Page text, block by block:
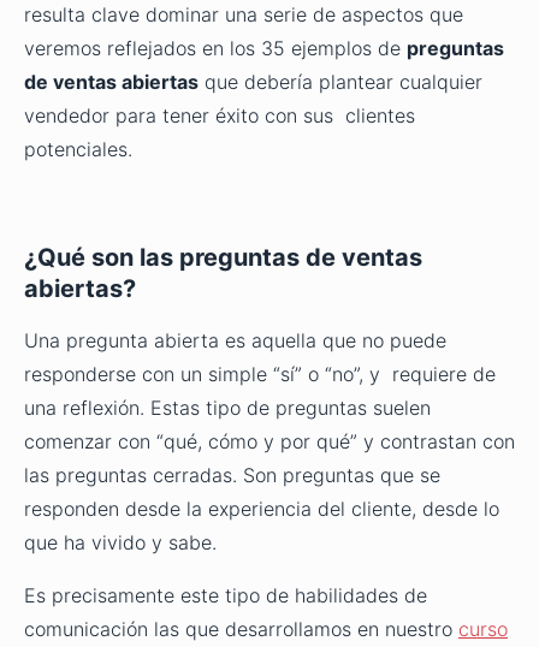
resulta clave dominar una serie de aspectos que
veremos reflejados en los 35 ejemplos de preguntas
de ventas abiertas que debería plantear cualquier
vendedor para tener éxito con sus clientes
potenciales.
¿Qué son las preguntas de ventas
abiertas?
Una pregunta abierta es aquella que no puede
responderse con un simple “sí” o “no”, y requiere de
una reflexión. Estas tipo de preguntas suelen
comenzar con “qué, cómo y por qué” y contrastan con
las preguntas cerradas. Son preguntas que se
responden desde la experiencia del cliente, desde lo
que ha vivido y sabe.
Es precisamente este tipo de habilidades de
comunicación las que desarrollamos en nuestro curso